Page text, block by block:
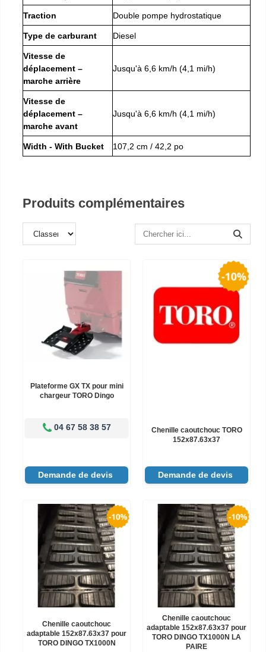
Traction Double pompe hydrostatique
Type de carburant Diesel
Vitesse de
déplacement –
marche arrière
Jusqu'à 6,6 km/h (4,1 mi/h)
Vitesse de
déplacement –
marche avant
Jusqu'à 6,6 km/h (4,1 mi/h)
Width - With Bucket 107,2 cm / 42,2 po
Produits complémentaires
Plateforme GX TX pour mini
chargeur TORO Dingo
04 67 58 38 57
Demande de devis
Chenille caoutchouc TORO
152x87.63x37
Demande de devis
Chenille caoutchouc
adaptable 152x87.63x37 pour
TORO DINGO TX1000N
Chenille caoutchouc
adaptable 152x87.63x37 pour
TORO DINGO TX1000N LA
PAIRE